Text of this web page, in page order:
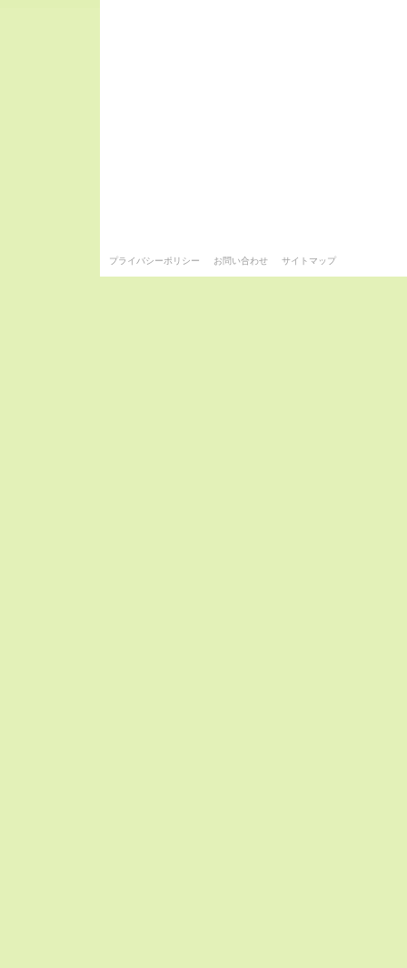
プライバシーポリシー お問い合わせ サイトマップ